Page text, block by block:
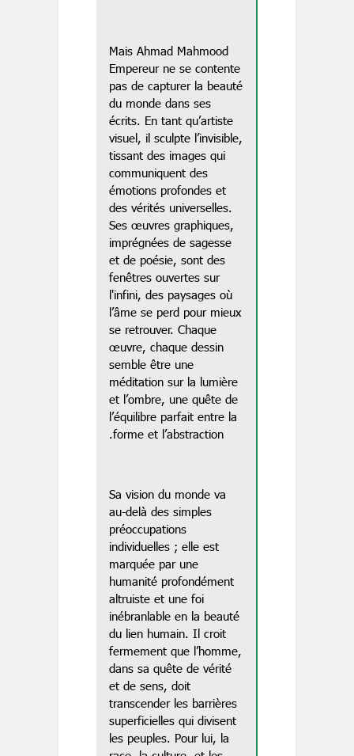
Mais Ahmad Mahmood
Empereur ne se contente
pas de capturer la beauté
du monde dans ses
écrits. En tant qu’artiste
visuel, il sculpte l’invisible,
tissant des images qui
communiquent des
émotions profondes et
des vérités universelles.
Ses œuvres graphiques,
imprégnées de sagesse
et de poésie, sont des
fenêtres ouvertes sur
l'infini, des paysages où
l’âme se perd pour mieux
se retrouver. Chaque
œuvre, chaque dessin
semble être une
méditation sur la lumière
et l’ombre, une quête de
l’équilibre parfait entre la
forme et l’abstraction.
Sa vision du monde va
au-delà des simples
préoccupations
individuelles ; elle est
marquée par une
humanité profondément
altruiste et une foi
inébranlable en la beauté
du lien humain. Il croit
fermement que l’homme,
dans sa quête de vérité
et de sens, doit
transcender les barrières
superficielles qui divisent
les peuples. Pour lui, la